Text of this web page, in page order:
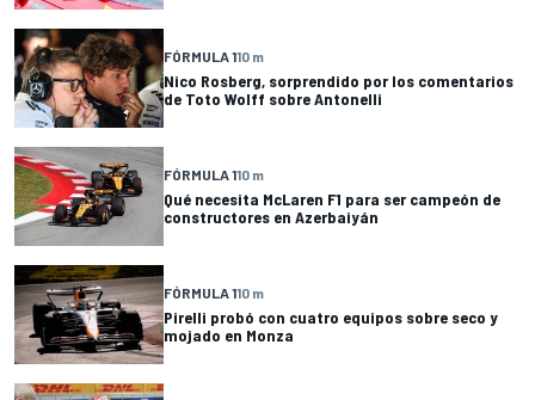
FÓRMULA 110 m
Nico Rosberg, sorprendido por los comentarios
de Toto Wolff sobre Antonelli
FÓRMULA 110 m
Qué necesita McLaren F1 para ser campeón de
constructores en Azerbaiyán
FÓRMULA 110 m
Pirelli probó con cuatro equipos sobre seco y
mojado en Monza